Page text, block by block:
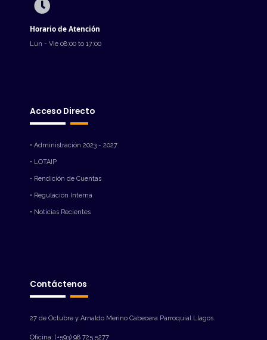
Horario de Atención
Lun - Vie 08:00 to 17:00
Acceso Directo
• Administración 2023 - 2027
• LOTAIP
• Rendición de Cuentas
• Regulación Interna
• Noticias Recientes
Contáctenos
27 de Octubre y Arnaldo Merino Cabecera Parroquial Llagos.
Oficina: (+593) 98 725 5277